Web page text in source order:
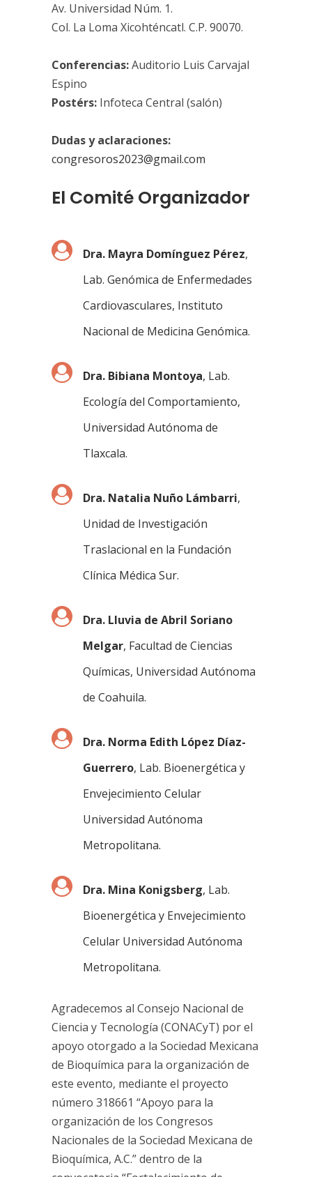
Av. Universidad Núm. 1.
Col. La Loma Xicohténcatl. C.P. 90070.
Conferencias:Auditorio Luis Carvajal
Espino
Postérs: Infoteca Central (salón)
Dudas y aclaraciones:
congresoros2023@gmail.com
El Comité Organizador
Dra. Mayra Domínguez Pérez,
Lab. Genómica de Enfermedades
Cardiovasculares, Instituto
Nacional de Medicina Genómica.
Dra. Bibiana Montoya, Lab.
Ecología del Comportamiento,
Universidad Autónoma de
Tlaxcala.
Dra. Natalia Nuño Lámbarri,
Unidad de Investigación
Traslacional en la Fundación
Clínica Médica Sur.
Dra. Lluvia de Abril Soriano
Melgar, Facultad de Ciencias
Químicas, Universidad Autónoma
de Coahuila.
Dra. Norma Edith López Díaz-
Guerrero, Lab. Bioenergética y
Envejecimiento Celular
Universidad Autónoma
Metropolitana.
Dra. Mina Konigsberg, Lab.
Bioenergética y Envejecimiento
Celular Universidad Autónoma
Metropolitana.
Agradecemos al Consejo Nacional de
Ciencia y Tecnología (CONACyT) por el
apoyo otorgado a la Sociedad Mexicana
de Bioquímica para la organización de
este evento, mediante el proyecto
número 318661 “Apoyo para la
organización de los Congresos
Nacionales de la Sociedad Mexicana de
Bioquímica, A.C.” dentro de la